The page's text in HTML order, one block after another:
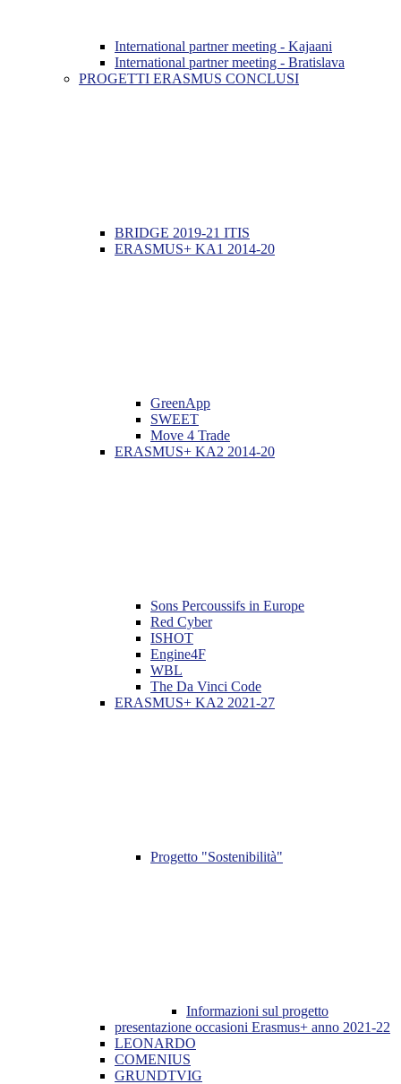
International partner meeting - Kajaani
International partner meeting - Bratislava
PROGETTI ERASMUS CONCLUSI
BRIDGE 2019-21 ITIS
ERASMUS+ KA1 2014-20
GreenApp
SWEET
Move 4 Trade
ERASMUS+ KA2 2014-20
Sons Percoussifs in Europe
Red Cyber
ISHOT
Engine4F
WBL
The Da Vinci Code
ERASMUS+ KA2 2021-27
Progetto "Sostenibilità"
Informazioni sul progetto
presentazione occasioni Erasmus+ anno 2021-22
LEONARDO
COMENIUS
GRUNDTVIG